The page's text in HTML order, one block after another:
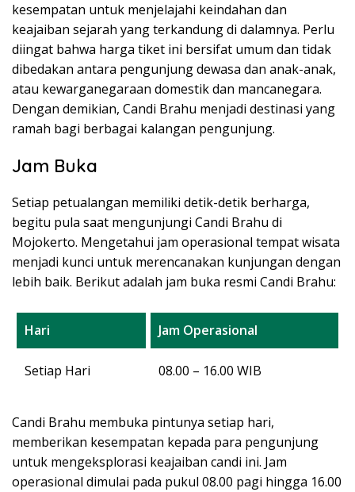
kesempatan untuk menjelajahi keindahan dan
keajaiban sejarah yang terkandung di dalamnya. Perlu
diingat bahwa harga tiket ini bersifat umum dan tidak
dibedakan antara pengunjung dewasa dan anak-anak,
atau kewarganegaraan domestik dan mancanegara.
Dengan demikian, Candi Brahu menjadi destinasi yang
ramah bagi berbagai kalangan pengunjung.
Jam Buka
Setiap petualangan memiliki detik-detik berharga,
begitu pula saat mengunjungi Candi Brahu di
Mojokerto. Mengetahui jam operasional tempat wisata
menjadi kunci untuk merencanakan kunjungan dengan
lebih baik. Berikut adalah jam buka resmi Candi Brahu:
Hari Jam Operasional
Setiap Hari 08.00 – 16.00 WIB
Candi Brahu membuka pintunya setiap hari,
memberikan kesempatan kepada para pengunjung
untuk mengeksplorasi keajaiban candi ini. Jam
operasional dimulai pada pukul 08.00 pagi hingga 16.00